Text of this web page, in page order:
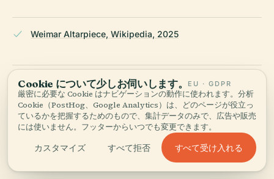
Weimar Altarpiece, Wikipedia, 2025
St
Peter and Paul Church (Herderkirche), Spotting History,
2025
Wikipedia — ルーカス・クラナッハ
Cookie について少しお伺いします。 EU · GDPR
厳密に必要な Cookie はナビゲーションの動作に使われます。分析
Cookie（PostHog、Google Analytics）は、どのページが役立っ
ているかを把握するためのもので、集計データのみで、広告や販売
には使いません。フッターからいつでも変更できます。
カスタマイズ すべて拒否 すべて受け入れる